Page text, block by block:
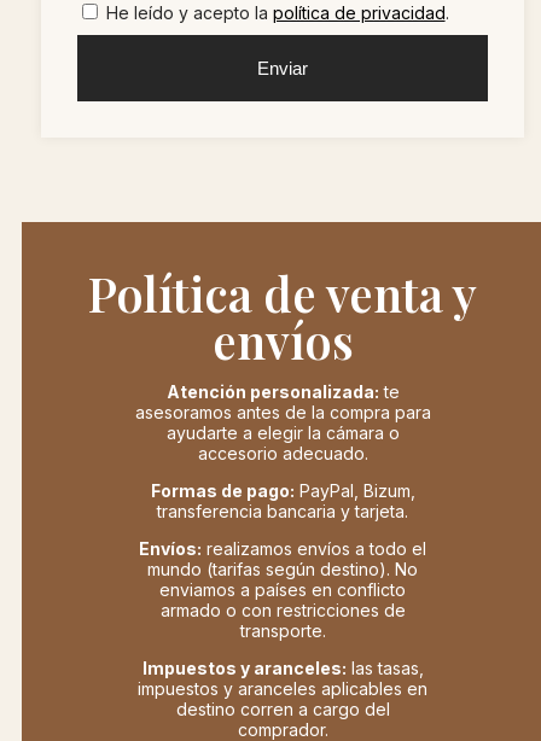
He leído y acepto la política de privacidad.
Enviar
Política de venta y
envíos
Atención personalizada: te
asesoramos antes de la compra para
ayudarte a elegir la cámara o
accesorio adecuado.
Formas de pago: PayPal, Bizum,
transferencia bancaria y tarjeta.
Envíos: realizamos envíos a todo el
mundo (tarifas según destino). No
enviamos a países en conflicto
armado o con restricciones de
transporte.
Impuestos y aranceles: las tasas,
impuestos y aranceles aplicables en
destino corren a cargo del
comprador.